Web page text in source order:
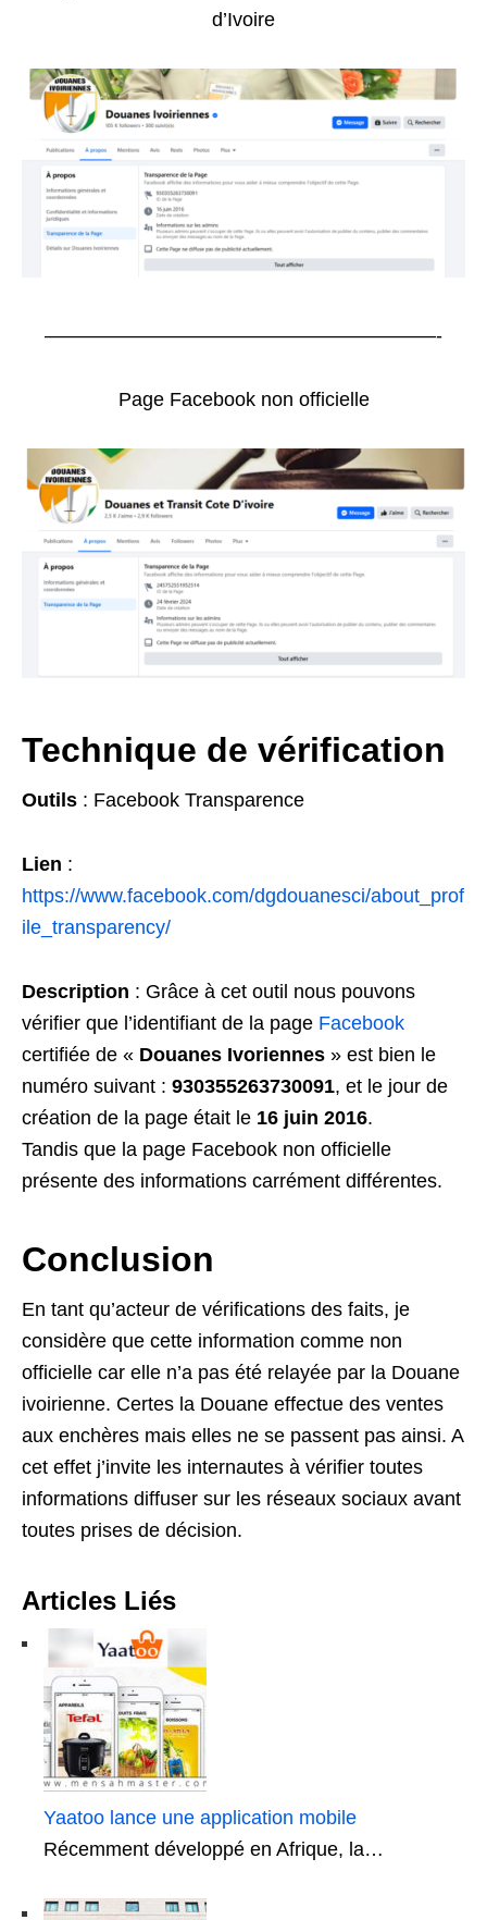
d’Ivoire
————————————————————-
Page Facebook non officielle
Technique de vérification
Outils : Facebook Transparence
Lien :
https://www.facebook.com/dgdouanesci/about_prof
ile_transparency/
Description : Grâce à cet outil nous pouvons
vérifier que l’identifiant de la page Facebook
certifiée de « Douanes Ivoriennes » est bien le
numéro suivant : 930355263730091, et le jour de
création de la page était le 16 juin 2016.
Tandis que la page Facebook non officielle
présente des informations carrément différentes.
Conclusion
En tant qu’acteur de vérifications des faits, je
considère que cette information comme non
officielle car elle n’a pas été relayée par la Douane
ivoirienne. Certes la Douane effectue des ventes
aux enchères mais elles ne se passent pas ainsi. A
cet effet j’invite les internautes à vérifier toutes
informations diffuser sur les réseaux sociaux avant
toutes prises de décision.
Articles Liés
Yaatoo lance une application mobile
Récemment développé en Afrique, la…